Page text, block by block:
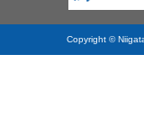
Copyright ©